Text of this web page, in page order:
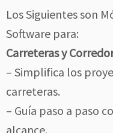
Los Siguientes son
Software para:
Carreteras y
– Simplifica los
carreteras.
– Guía paso a paso
alcance.